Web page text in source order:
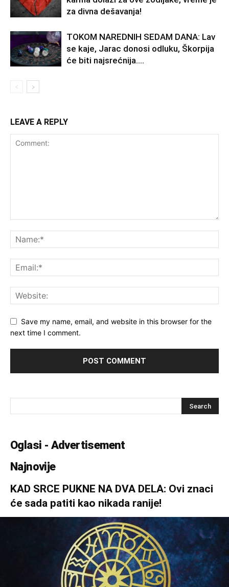
za divna dešavanja!
TOKOM NAREDNIH SEDAM DANA: Lav
se kaje, Jarac donosi odluku, Škorpija
će biti najsrećnija….
LEAVE A REPLY
Save my name, email, and website in this browser for the
next time I comment.
Oglasi - Advertisement
Najnovije
KAD SRCE PUKNE NA DVA DELA: Ovi znaci
će sada patiti kao nikada ranije!